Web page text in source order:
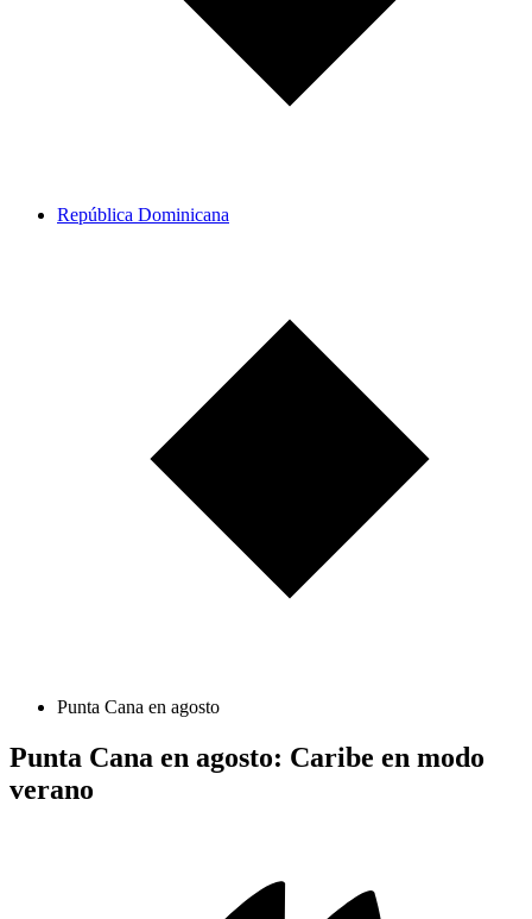
República Dominicana
Punta Cana en agosto
Punta Cana en agosto: Caribe en modo
verano